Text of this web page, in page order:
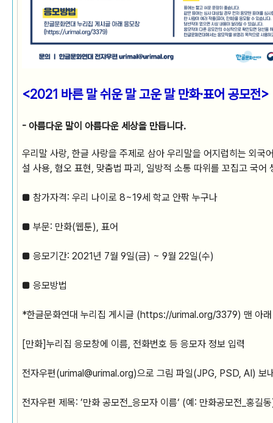
<2021 바른 말 쉬운 말 고운 말 만화·표어 공모전>
- 아름다운 말이 아름다운 세상을 만듭니다.
우리말 사랑, 한글 사랑을 주제로 삼아 우리말을 어지럽히는 외국
설 사용, 혐오 표현, 맞춤법 파괴, 일방적 소통 따위를 꼬집고 국어
■ 참가자격: 우리 나이로 8~19세 학교 안팎 누구나
■ 부문: 만화(웹툰), 표어
■ 응모기간: 2021년 7월 9일(금) ~ 9월 22일(수)
■ 응모방법
*한글문화연대 누리집 게시글 (https://urimal.org/3379) 맨 아래
[만화]누리집 응모창에 이름, 전화번호 등 응모자 정보 입력
전자우편(urimal@urimal.org)으로 그림 파일(JPG, PSD, AI) 보
전자우편 제목: ’만화 공모전_응모자 이름‘ (예: 만화공모전_홍길